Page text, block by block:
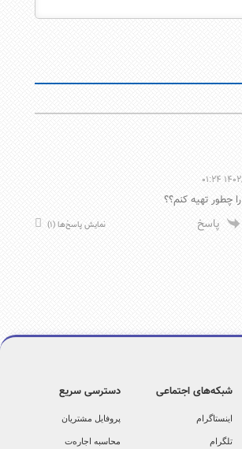
تهیه کنم؟؟
پاسخ نمایش پاسخ‌ها(1)
شبکه‌های اجتماعی
اینستاگرام
تلگرام
دسترسی سریع
پروفایل مشتریان
محاسبه اجاره‌ت